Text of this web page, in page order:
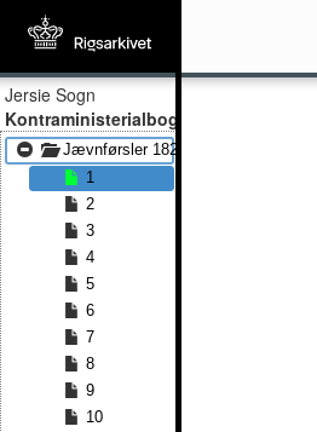
Jersie Sogn
Kontraministerialbog
Jævnførsler 1829 - Jævnførsler 1842
1
2
3
4
5
6
7
8
9
10